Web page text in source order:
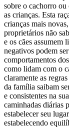
sobre o cachorro ou
as crianças. Esta
crianças mais
proprietários não
e os cães assumem
negativos podem
comportamentos
como lidam com o
claramente as
da família saibam
e consistentes na
caminhadas diárias
estabelecer seu
estabelecendo